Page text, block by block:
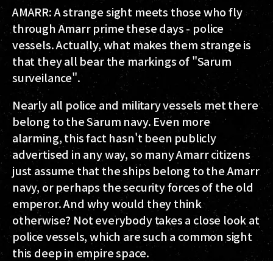
AMARR: A strange sight meets those who fly
through Amarr prime these days - police
vessels. Actually, what makes them strange is
that they all bear the markings of "Sarum
surveilance".
Nearly all police and military vessels met there
belong to the Sarum navy. Even more
alarming, this fact hasn't been publicly
advertised in any way, so many Amarr citizens
just assume that the ships belong to the Amarr
navy, or perhaps the security forces of the old
emperor. And why would they think
otherwise? Not everybody takes a close look at
police vessels, which are such a common sight
this deep in empire space.